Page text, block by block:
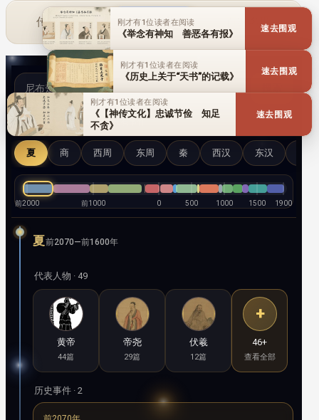
传统文化 历史人物 百家名理
陈德甫
全部 只看人物 只看事件
夏 商 西周 东周 秦 西汉 东汉
前2000 前1000 0 500 1000 1500 1900
夏前2070—前1600年
代表人物 · 49
黄帝
44篇
帝尧
29篇
伏羲
12篇
+
46+
查看全部
历史事件 · 2
刚才有1位读者在阅读
《【神传文化】传统文化中的为
政理念》
速去围观
刚才有1位读者在阅读
《古罗马的三次大瘟疫》 速去围观
刚才有1位读者在阅读
《【传统文化】侮神狂妄遭天
谴》
速去围观